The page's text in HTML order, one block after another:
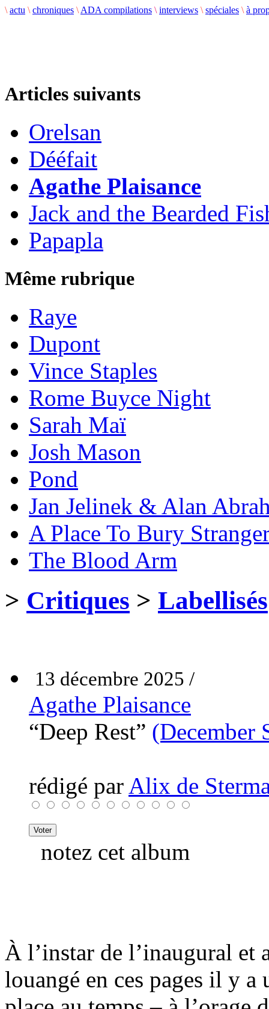
\ actu \ chroniques \ ADA compilations \ interviews \ spéciales \ à
Articles suivants
Orelsan
Dééfait
Agathe Plaisance
Jack and the Bearded
Papapla
Même rubrique
Raye
Dupont
Vince Staples
Rome Buyce Night
Sarah Maï
Josh Mason
Pond
Jan Jelinek & Alan
A Place To Bury
The Blood Arm
> Critiques > Labellisés
13 décembre 2025 /
Agathe Plaisance
“Deep Rest” (December
rédigé par Alix de
notez cet album
À l’instar de l’inaugural et
louangé en ces pages il y a